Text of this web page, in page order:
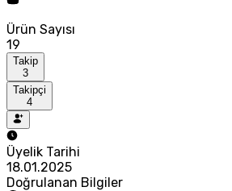
Ürün Sayısı
19
Takip
3
Takipçi
4
Üyelik Tarihi
18.01.2025
Doğrulanan Bilgiler